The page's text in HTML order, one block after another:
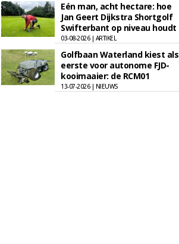
Eén man, acht hectare: hoe
Jan Geert Dijkstra Shortgolf
Swifterbant op niveau houdt
03-08-2026 | ARTIKEL
Golfbaan Waterland kiest als
eerste voor autonome FJD-
kooimaaier: de RCM01
13-07-2026 | NIEUWS